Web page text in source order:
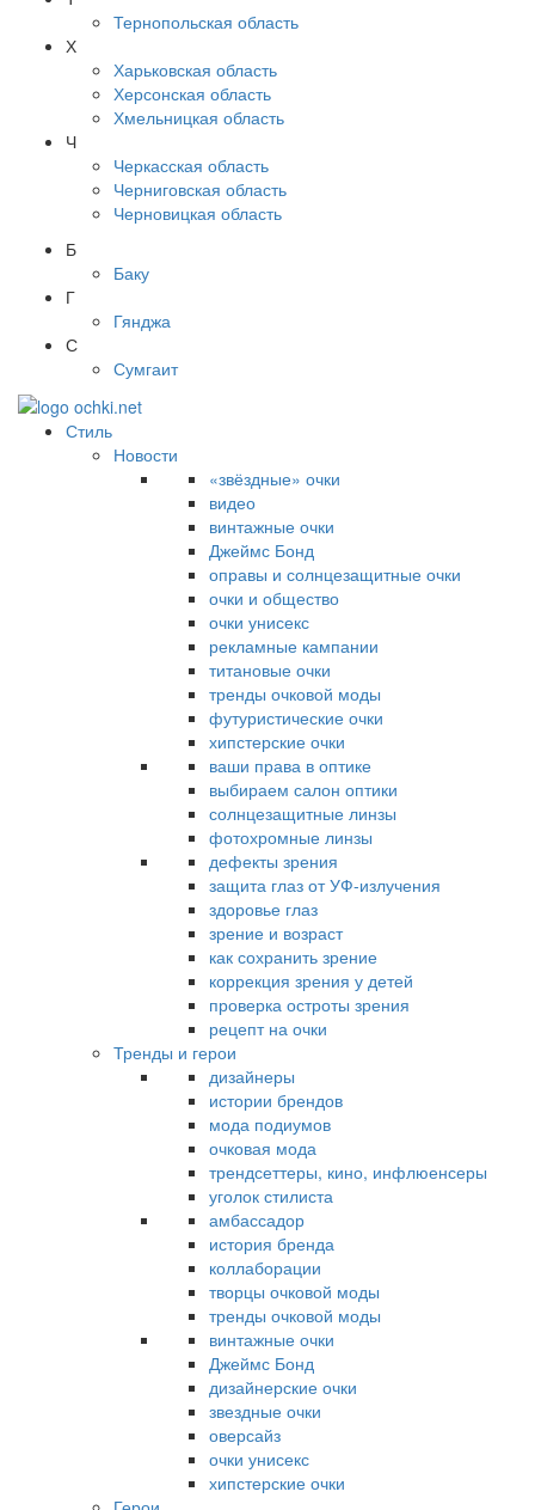
Тернопольская область
Х
Харьковская область
Херсонская область
Хмельницкая область
Ч
Черкасская область
Черниговская область
Черновицкая область
Б
Баку
Г
Гянджа
С
Сумгаит
Стиль
Новости
«звёздные» очки
видео
винтажные очки
Джеймс Бонд
оправы и солнцезащитные очки
очки и общество
очки унисекс
рекламные кампании
титановые очки
тренды очковой моды
футуристические очки
хипстерские очки
ваши права в оптике
выбираем салон оптики
солнцезащитные линзы
фотохромные линзы
дефекты зрения
защита глаз от УФ-излучения
здоровье глаз
зрение и возраст
как сохранить зрение
коррекция зрения у детей
проверка остроты зрения
рецепт на очки
Тренды и герои
дизайнеры
истории брендов
мода подиумов
очковая мода
трендсеттеры, кино, инфлюенсеры
уголок стилиста
амбассадор
история бренда
коллаборации
творцы очковой моды
тренды очковой моды
винтажные очки
Джеймс Бонд
дизайнерские очки
звездные очки
оверсайз
очки унисекс
хипстерские очки